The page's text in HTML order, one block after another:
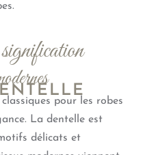
pour les robes
La dentelle est
délicats et